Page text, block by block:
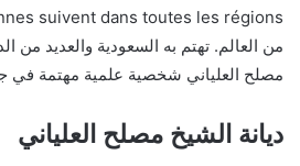
suivent dans toutes les régions
من العالم. تهتم به السعودية والعديد من
مصلح العلياني شخصية علمية مهتمة في
ديانة الشيخ مصلح العلياني